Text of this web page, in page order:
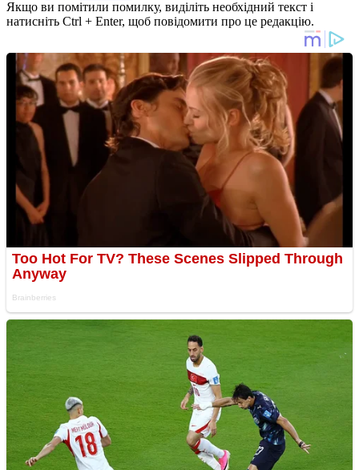
Якщо ви помітили помилку, виділіть необхідний текст і
натисніть Ctrl + Enter, щоб повідомити про це редакцію.